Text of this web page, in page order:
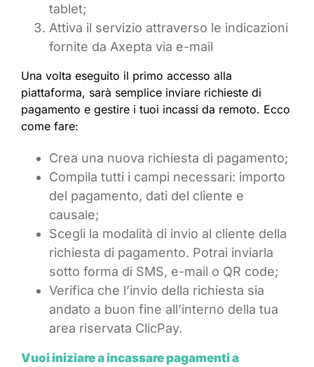
tablet;
Attiva il servizio attraverso le indicazioni
fornite da Axepta via e-mail
Una volta eseguito il primo accesso alla
piattaforma, sarà semplice inviare richieste di
pagamento e gestire i tuoi incassi da remoto. Ecco
come fare:
Crea una nuova richiesta di pagamento;
Compila tutti i campi necessari: importo
del pagamento, dati del cliente e
causale;
Scegli la modalità di invio al cliente della
richiesta di pagamento. Potrai inviarla
sotto forma di SMS, e-mail o QR code;
Verifica che l’invio della richiesta sia
andato a buon fine all’interno della tua
area riservata ClicPay.
Vuoi iniziare a incassare pagamenti a